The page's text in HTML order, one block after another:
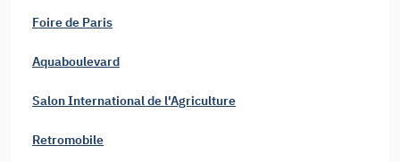
Foire de Paris
Aquaboulevard
Salon International de l'Agriculture
Retromobile